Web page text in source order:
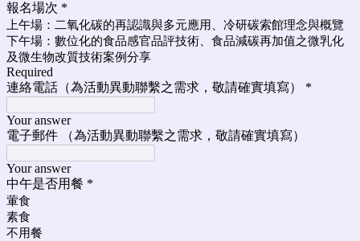
報名場次 *
上午場：二氧化碳的再認識與多元應用、冷研碳索館理念與概覽
下午場：數位化的食品感官品評技術、食品減碳再加值之微乳化
及微生物改質技術案例分享
Required
連絡電話（為活動異動聯繫之需求，敬請確實填寫）
*
Your answer
電子郵件 （為活動異動聯繫之需求，敬請確實填寫）
Your answer
中午是否用餐 *
葷食
素食
不用餐